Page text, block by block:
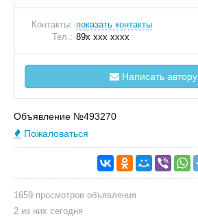
Контакты: показать контакты
Тел.: 89x xxx xxxx
Написать автору
Объявление №493270
Пожаловаться
1659 просмотров объявления
2 из них сегодня